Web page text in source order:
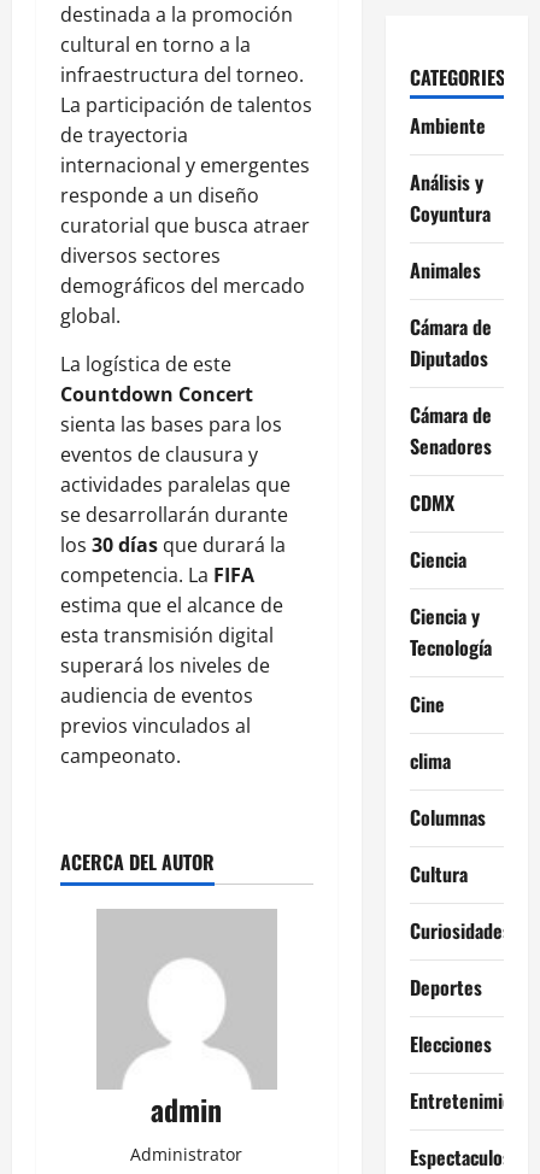
destinada a la promoción
cultural en torno a la
infraestructura del torneo.
La participación de talentos
de trayectoria
internacional y emergentes
responde a un diseño
curatorial que busca atraer
diversos sectores
demográficos del mercado
global.
La logística de este
Countdown Concert
sienta las bases para los
eventos de clausura y
actividades paralelas que
se desarrollarán durante
los 30 días que durará la
competencia. La FIFA
estima que el alcance de
esta transmisión digital
superará los niveles de
audiencia de eventos
previos vinculados al
campeonato.
ACERCA DEL AUTOR
admin
Administrator
CATEGORIES
Ambiente
Análisis y
Coyuntura
Animales
Cámara de
Diputados
Cámara de
Senadores
CDMX
Ciencia
Ciencia y
Tecnología
Cine
clima
Columnas
Cultura
Curiosidades
Deportes
Elecciones
Entretenimiento
Espectaculos